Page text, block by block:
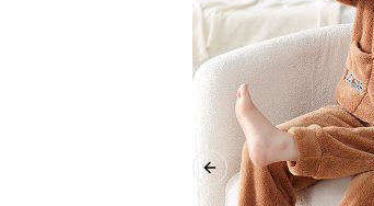
Previous slide